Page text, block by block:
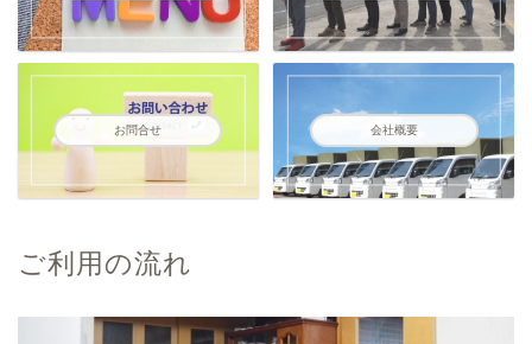
お問合せ 会社概要
ご利用の流れ